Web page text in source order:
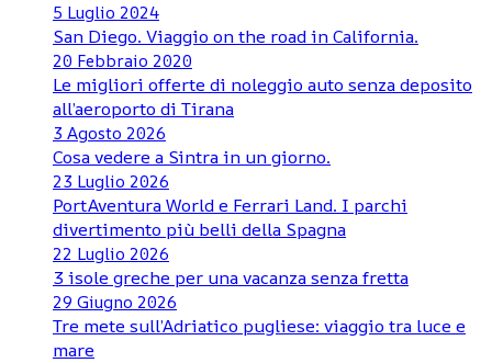
5 Luglio 2024
San Diego. Viaggio on the road in California.
20 Febbraio 2020
Le migliori offerte di noleggio auto senza deposito
all’aeroporto di Tirana
3 Agosto 2026
Cosa vedere a Sintra in un giorno.
23 Luglio 2026
PortAventura World e Ferrari Land. I parchi
divertimento più belli della Spagna
22 Luglio 2026
3 isole greche per una vacanza senza fretta
29 Giugno 2026
Tre mete sull’Adriatico pugliese: viaggio tra luce e
mare